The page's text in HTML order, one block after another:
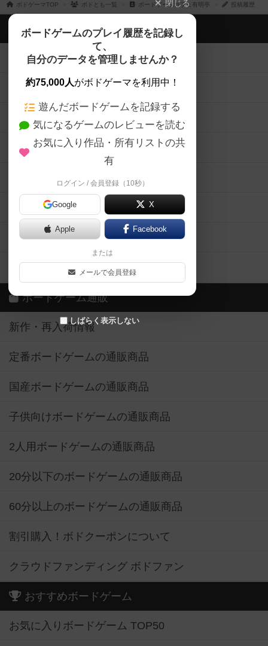
ボドゲーマTOP ボドとも一覧 ボードゲームカフェ有明亭 投稿履歴
閉じる
ボードゲームのプレイ履歴を記録し
て、
自分のデータを管理しませんか？
約75,000人がボドゲーマを利用中！
遊んだボードゲームを記録する
気になるゲームのレビューを読む
お気に入り作品・所有リストの共
有
ログイン / 会員登録（10秒）
Google X
Apple Facebook
または
メールで会員登録
しばらく表示しない
ボドゲーマTOP
ボードゲームを検索する
ボードゲームの新着レビュー
ボードゲーム会情報
メカニクス特集
掲示板・トピックス
ボドとも・会員一覧
ボードゲーム業界コラム
ボドゲーマご利用案内
ボードゲーム通販
新作・再入荷情報
定番ボードゲームの通販商品
国産ボードゲームの通販商品
子供向けボードゲームの通販商品
2人用ボードゲームの通販商品
20分以下のボードゲームの通販商品
60分以上のボードゲームの通販商品
割引購入！ボドクーポンについて
クラウドファンディング ボドファン
おすすめボードゲーム
お気に入りボードゲーム TOP50